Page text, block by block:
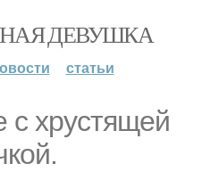
ДЕВУШКА
статьи
с хрустящей